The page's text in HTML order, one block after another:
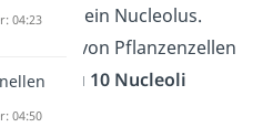
nur ein Nucleolus.
Zellkerne von Pflanzenzellen
bis zu 10 Nucleoli
04:23
04:50